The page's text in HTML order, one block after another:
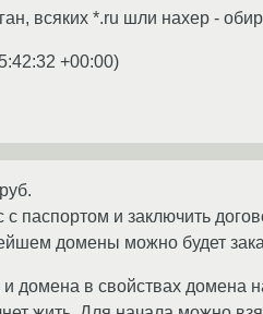
всяких *.ru шли нахер -
+00:00)
паспортом и заключить
домены можно будет
и домена в свойствах